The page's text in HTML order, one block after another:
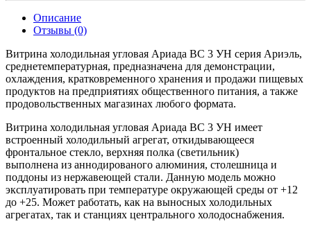
Описание
Отзывы (0)
Витрина холодильная угловая Ариада ВС 3 УН серия Ариэль,
среднетемпературная, предназначена для демонстрации,
охлаждения, кратковременного хранения и продажи пищевых
продуктов на предприятиях общественного питания, а также
продовольственных магазинах любого формата.
Витрина холодильная угловая Ариада ВС 3 УН имеет
встроенный холодильный агрегат, откидывающееся
фронтальное стекло, верхняя полка (светильник)
выполнена из аннодированого алюминия, столешница и
поддоны из нержавеющей стали. Данную модель можно
эксплуатировать при температуре окружающей среды от +12
до +25. Может работать, как на выносных холодильных
агрегатах, так и станциях центрального холодоснабжения.